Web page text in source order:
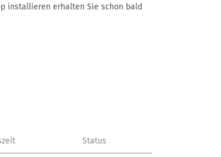
installieren erhalten Sie schon bald
Status